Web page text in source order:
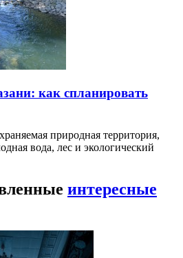
как спланировать
природная территория,
вода, лес и экологический
интересные